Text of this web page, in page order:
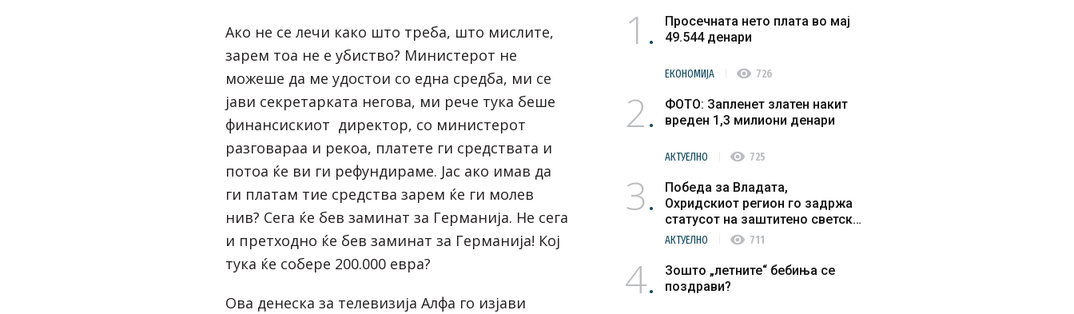
Ако не се лечи како што треба, што мислите,
зарем тоа не е убиство? Министерот не
можеше да ме удостои со една средба, ми се
јави секретарката негова, ми рече тука беше
финансискиот директор, со министерот
разговараа и рекоа, платете ги средствата и
потоа ќе ви ги рефундираме. Јас ако имав да
ги платам тие средства зарем ќе ги молев
нив? Сега ќе бев заминат за Германија. Не сега
и претходно ќе бев заминат за Германија! Кој
тука ќе собере 200.000 евра?
Ова денеска за телевизија Алфа го изјави
1
Просечната нето плата во мај
49.544 денари
ЕКОНОМИЈА visibility 726
2
ФОТО: Запленет златен накит
вреден 1,3 милиони денари
АКТУЕЛНО visibility 725
3
Победа за Владата,
Охридскиот регион го задржа
статусот на заштитено светско
културно наследство
АКТУЕЛНО visibility 711
4
Зошто „летните“ бебиња се
поздрави?